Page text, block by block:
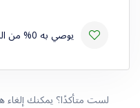
يوصي به 0% من المسافرين